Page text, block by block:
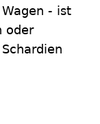
- ist
oder